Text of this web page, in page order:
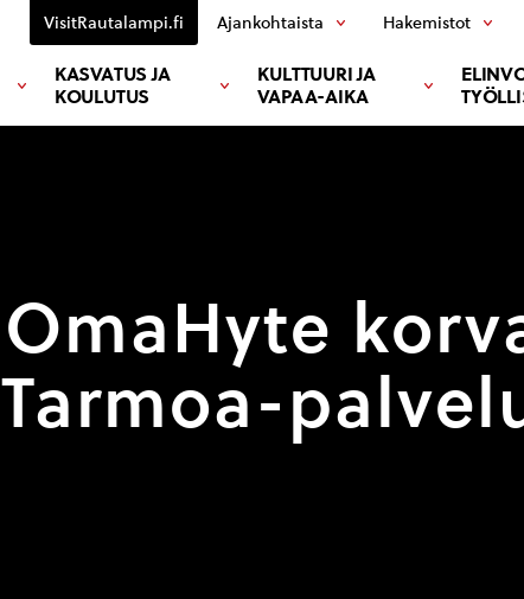
KASVATUS JA
KOULUTUS
KULTTUURI JA
VAPAA-AIKA
VisitRautalampi.fi Ajankohtaista Hakemistot
OmaHyte
Tarmoa-